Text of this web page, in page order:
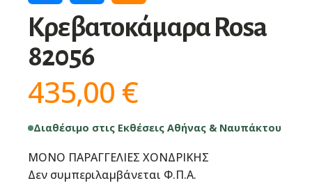
Κρεβατοκάμαρα Rosa
82056
435,00 €
Διαθέσιμο στις Εκθέσεις Αθήνας & Ναυπάκτου
ΜΟΝΟ ΠΑΡΑΓΓΕΛΙΕΣ ΧΟΝΔΡΙΚΗΣ
Δεν συμπεριλαμβάνεται Φ.Π.Α.